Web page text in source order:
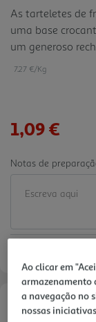
Link
a
As tarteletes de
uma base
um generoso
sabor frutado e
7.27 €/Kg
1,09 €
Notas de
Informações
Ao clicar em
armazenamento
a navegação no
nossas